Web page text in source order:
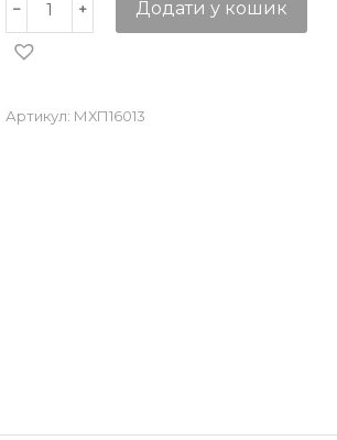
Додати у кошик
Артикул: МХП16013